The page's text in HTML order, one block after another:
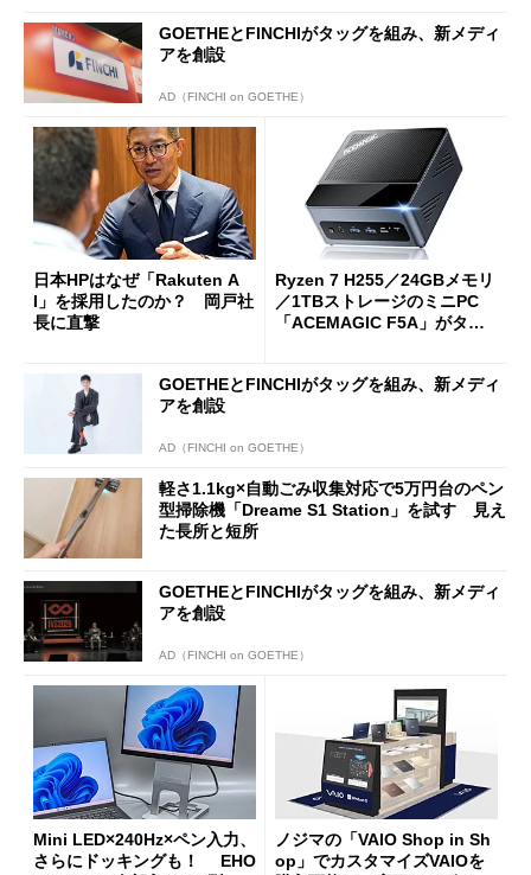
GOETHEとFINCHIがタッグを組み、新メディ
アを創設
AD（FINCHI on GOETHE）
日本HPはなぜ「Rakuten A
I」を採用したのか？ 岡戸社
長に直撃
Ryzen 7 H255／24GBメモリ
／1TBストレージのミニPC
「ACEMAGIC F5A」がタイ
GOETHEとFINCHIがタッグを組み、新メディ
アを創設
AD（FINCHI on GOETHE）
軽さ1.1kg×自動ごみ収集対応で5万円台のペン
型掃除機「Dreame S1 Station」を試す 見え
た長所と短所
GOETHEとFINCHIがタッグを組み、新メディ
アを創設
AD（FINCHI on GOETHE）
Mini LED×240Hz×ペン入力、
さらにドッキングも！ EHO
ノジマの「VAIO Shop in Sh
op」でカスタマイズVAIOを